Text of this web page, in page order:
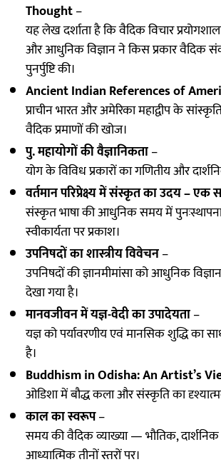
Thought–
यह लेख दर्शाता है कि वैदिक विचार
और आधुनिक विज्ञान ने किस प्रकार वैदिक
पुनर्पुष्टि की।
Ancient Indian References of
प्राचीन भारत और अमेरिका महाद्वीप के
वैदिक प्रमाणों की खोज।
पु. महायोगों की वैज्ञानिकता–
योग के विविध प्रकारों का गणितीय और
वर्तमान परिप्रेक्ष्य में संस्कृत का उदय – एक
संस्कृत भाषा की आधुनिक समय में
स्वीकार्यता पर प्रकाश।
उपनिषदों का शास्त्रीय विवेचन–
उपनिषदों की ज्ञानमीमांसा को आधुनिक
देखा गया है।
मानवजीवन में यज्ञ-वेदी का उपादेयता–
यज्ञ को पर्यावरणीय एवं मानसिक शुद्धि का
है।
Buddhism in Odisha: An Artist’s
ओडिशा में बौद्ध कला और संस्कृति का
काल का स्वरूप–
समय की वैदिक व्याख्या — भौतिक,
आध्यात्मिक तीनों स्तरों पर।